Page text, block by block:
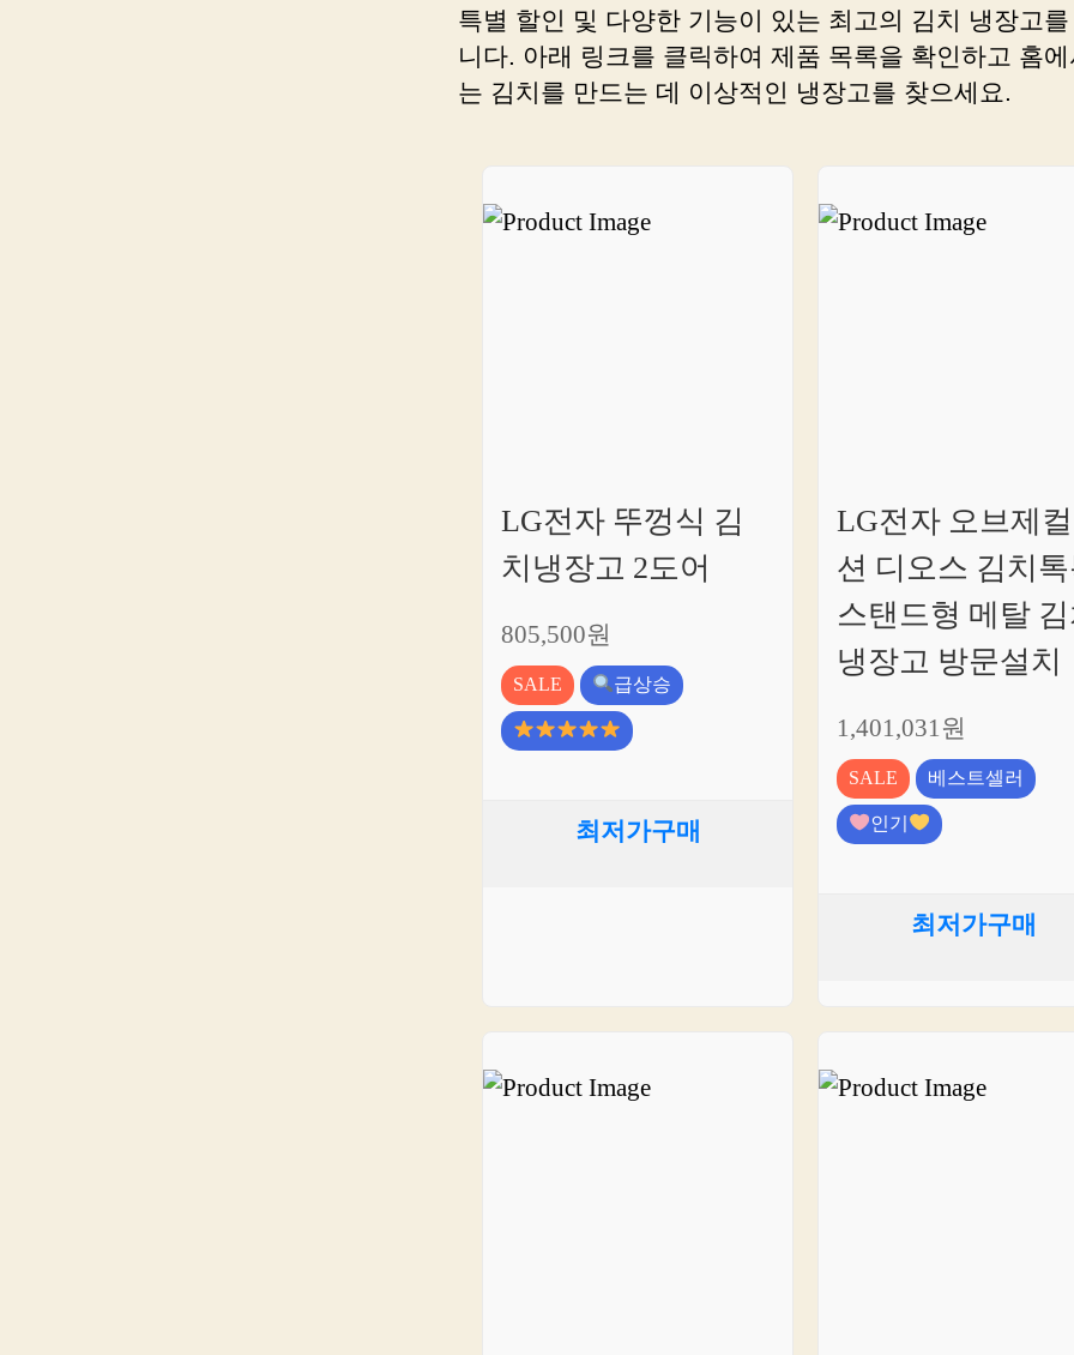
하
는
비
결,
장
특별 할인 및 다양한 기능이 있는 최고의 김치 냉장고
니다. 아래 링크를 클릭하여 제품 목록을 확인하고 홈에
는 김치를 만드는 데 이상적인 냉장고를 찾으세요.
LG전자 뚜껑식 김
치냉장고 2도어
805,500원
SALE 급상승
최저가구매
LG전자 오브제
션 디오스 김치
스탠드형 메탈 김
냉장고 방문설치
1,401,031원
SALE
베스트셀러
인기
최저가구매